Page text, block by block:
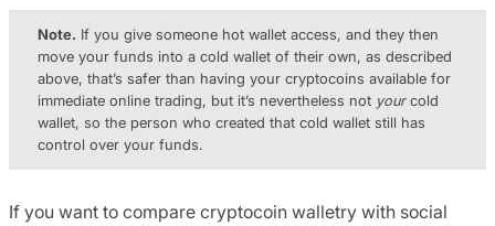
Note. If you give someone hot wallet access, and they then
move your funds into a cold wallet of their own, as described
above, that’s safer than having your cryptocoins available for
immediate online trading, but it’s nevertheless not yourcold
wallet, so the person who created that cold wallet still has
control over your funds.
If you want to compare cryptocoin walletry with social